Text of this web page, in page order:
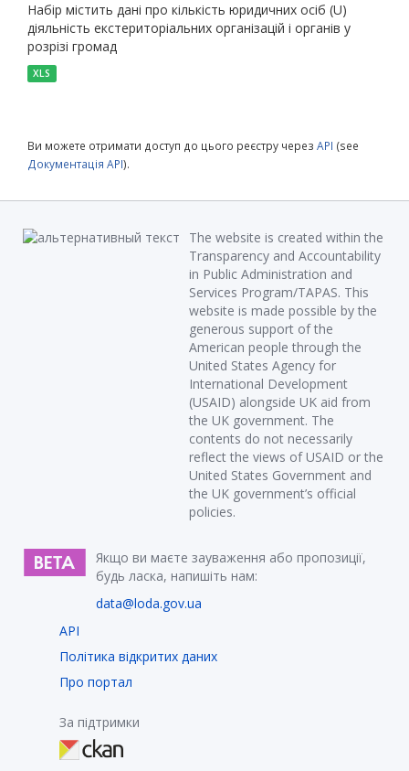
Набір містить дані про кількість юридичних осіб (U)
діяльність екстериторіальних організацій і органів у
розрізі громад
XLS
Ви можете отримати доступ до цього реєстру через API (see
Документація API).
The website is created within the
Transparency and Accountability
in Public Administration and
Services Program/TAPAS. This
website is made possible by the
generous support of the
American people through the
United States Agency for
International Development
(USAID) alongside UK aid from
the UK government. The
contents do not necessarily
reflect the views of USAID or the
United States Government and
the UK government’s official
policies.
Якщо ви маєте зауваження або пропозиції,
будь ласка, напишіть нам:
data@loda.gov.ua
API
Політика відкритих даних
Про портал
За підтримки